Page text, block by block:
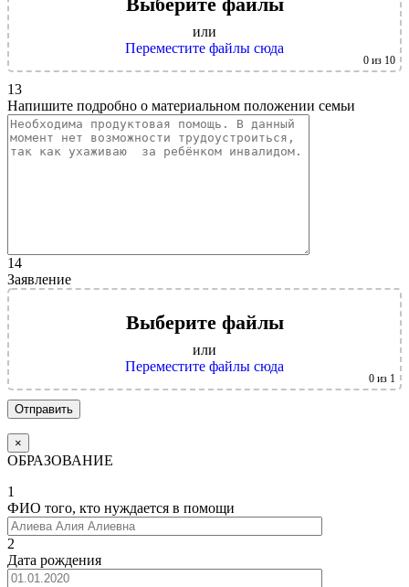
или
Переместите файлы сюда
0 из 10
13
Напишите подробно о материальном положении семьи
14
Заявление
Выберите файлы
или
Переместите файлы сюда
0 из 1
×
ОБРАЗОВАНИЕ
1
ФИО того, кто нуждается в помощи
2
Дата рождения